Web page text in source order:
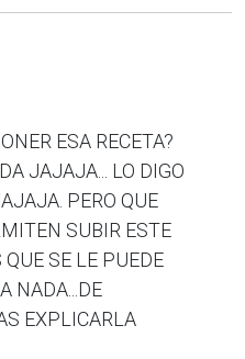
ESA RECETA?
JAJAJA... LO DIGO
PERO QUE
SUBIR ESTE
SE LE PUEDE
NADA...DE
EXPLICARLA